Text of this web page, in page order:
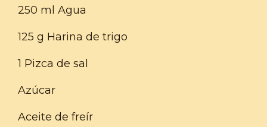
250 ml Agua
125 g Harina de trigo
1 Pizca de sal
Azúcar
Aceite de freír